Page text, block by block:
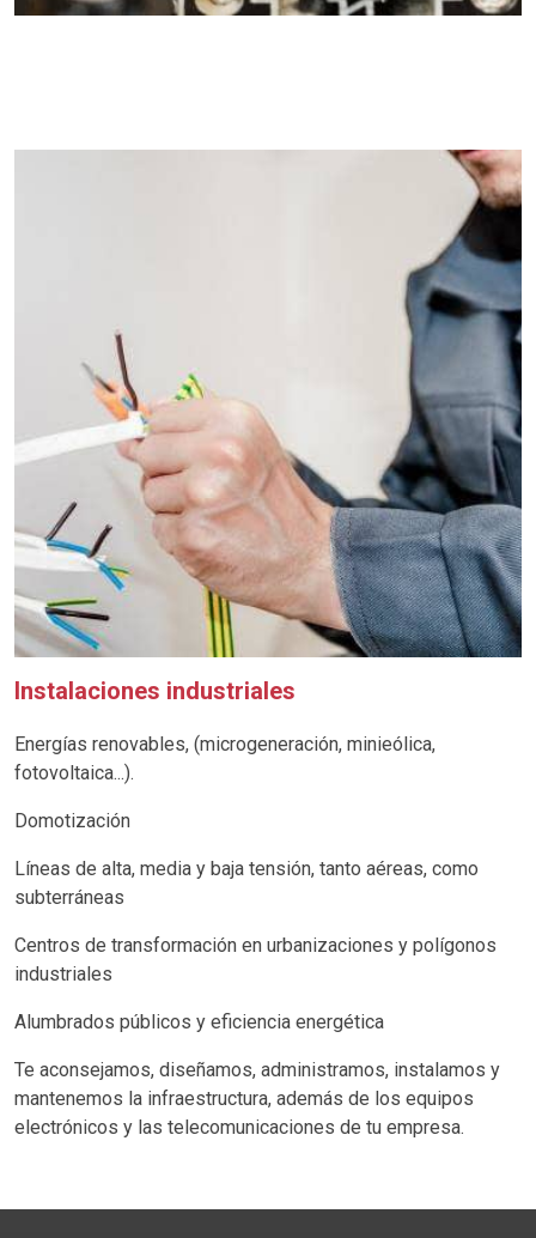
Instalaciones industriales
Energías renovables, (microgeneración, minieólica,
fotovoltaica...).
Domotización
Líneas de alta, media y baja tensión, tanto aéreas, como
subterráneas
Centros de transformación en urbanizaciones y polígonos
industriales
Alumbrados públicos y eficiencia energética
Te aconsejamos, diseñamos, administramos, instalamos y
mantenemos la infraestructura, además de los equipos
electrónicos y las telecomunicaciones de tu empresa.